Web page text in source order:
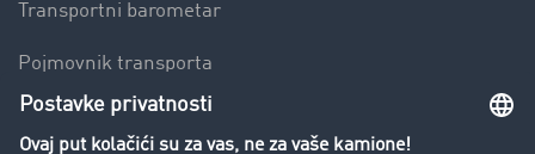
Transportni barometar
Pojmovnik transporta
Zabrana vožnje za kamione